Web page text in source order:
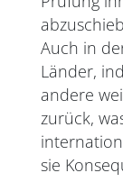
Auch in
Länder,
andere
zurück,
sie